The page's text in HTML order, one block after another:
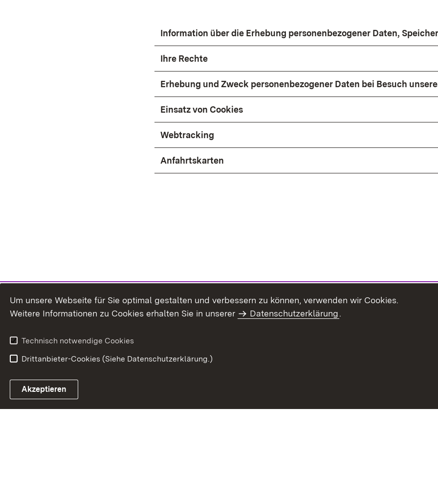
Information über die Erhebung personenbezogener Daten,
Ihre Rechte
Erhebung und Zweck personenbezogener Daten bei Besuch
Einsatz von Cookies
Webtracking
Anfahrtskarten
Um unsere Webseite für Sie optimal gestalten und verbessern zu können, verwenden wir Cookies.
Weitere Informationen zu Cookies erhalten Sie in unserer
Datenschutzerklärung.
Technisch notwendige Cookies
Drittanbieter-Cookies (Siehe Datenschutzerklärung.)
Akzeptieren